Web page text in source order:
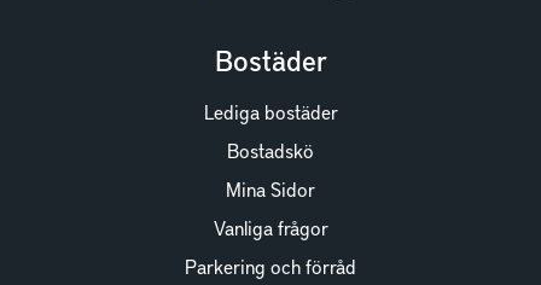
Bostäder
Lediga bostäder
Bostadskö
Mina Sidor
Vanliga frågor
Parkering och förråd